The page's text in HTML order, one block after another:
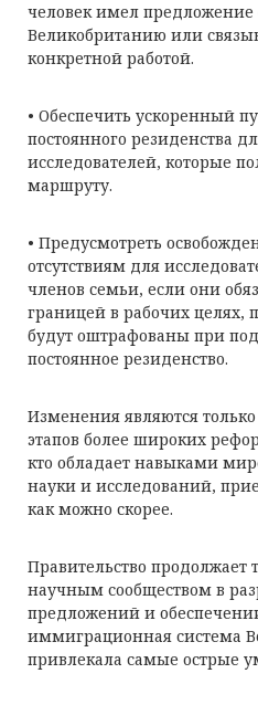
человек имел предложение
Великобританию или
конкретной работой.
• Обеспечить ускоренный
постоянного резиденства
исследователей, которые
маршруту.
• Предусмотреть
отсутствиям для
членов семьи, если они
границей в рабочих целях,
будут оштрафованы при
постоянное резиденство.
Изменения являются
этапов более широких
кто обладает навыками
науки и исследований,
как можно скорее.
Правительство продолжает
научным сообществом в
предложений и
иммиграционная система
привлекала самые острые